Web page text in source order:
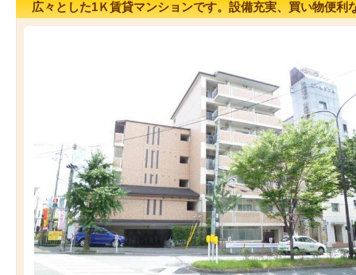
広々とした1Ｋ賃貸マンションです。設備充実、買い物便利